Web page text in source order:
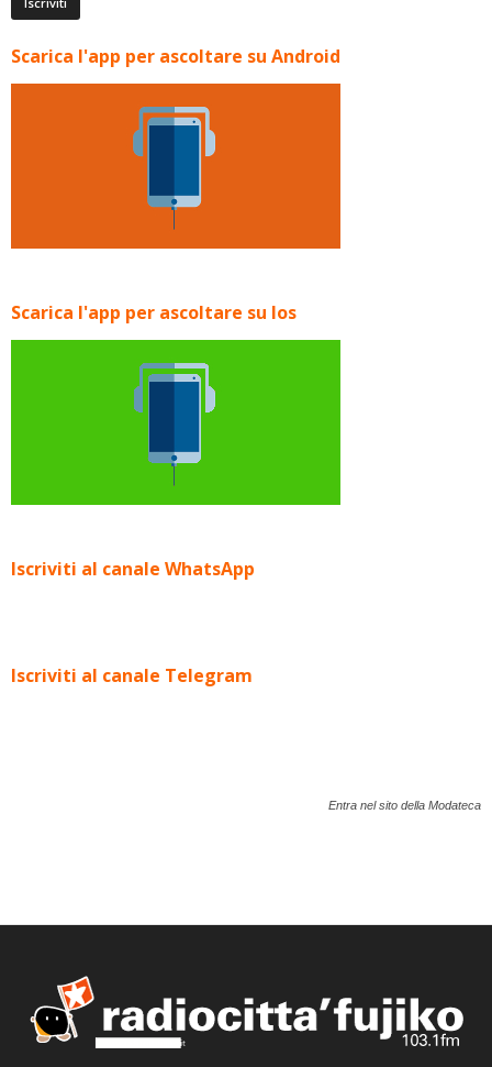
Scarica l'app per ascoltare su Android
Scarica l'app per ascoltare su Ios
Iscriviti al canale WhatsApp
Iscriviti al canale Telegram
Entra nel sito della Modateca